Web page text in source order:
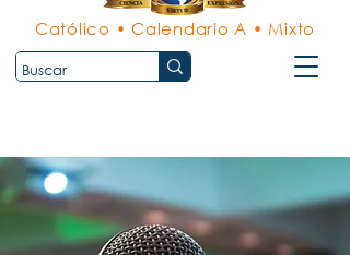
Católico • Calendario A • Mixto